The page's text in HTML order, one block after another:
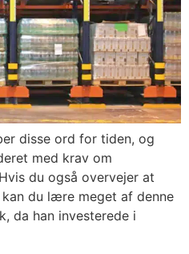
disse ord for tiden, og
med krav om
du også overvejer at
du lære meget af denne
da han investerede i